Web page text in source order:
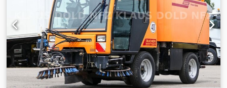
8027633 Adapterrahmen Multihog CX75 für Husky (L1200
B1200) komplett * 8085013 Streutellerbürste FS100 6m
inkl. Abdeckschirm Kunststoff Sonstiges: *
Inzahlungnahme und Ankauf von Fahrzeugen und
Maschinen möglich. * Verkaufspreis exklusive Transport
und Überführung. * Keine Haftung für Druck &
Schreibfehler. * Irrtum, Änderungen und Zwischenverkauf
vorbehalten. * Angebot freibleibend. * Fotos können